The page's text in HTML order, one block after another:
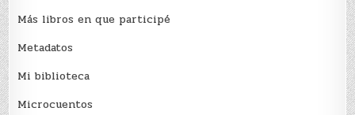
Más libros en que participé
Metadatos
Mi biblioteca
Microcuentos